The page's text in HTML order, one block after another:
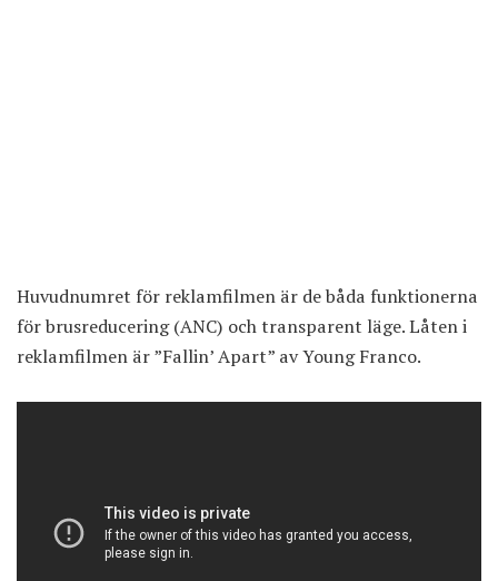
Huvudnumret för reklamfilmen är de båda funktionerna
för brusreducering (ANC) och transparent läge. Låten i
reklamfilmen är ”Fallin’ Apart” av Young Franco.